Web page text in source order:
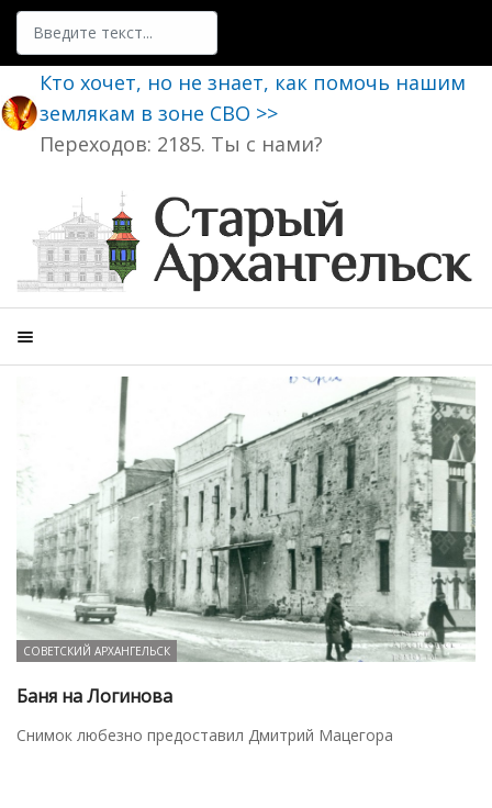
Поиск
Кто хочет, но не знает, как помочь нашим
землякам в зоне СВО >>
Переходов: 2185. Ты с нами?
СОВЕТСКИЙ АРХАНГЕЛЬСК
Баня на Логинова
Снимок любезно предоставил Дмитрий Мацегора